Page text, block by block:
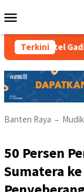
ke
Mobile
Terkini
Gading Serpong
Banten Raya – Mudik
50 Persen
Sumatera